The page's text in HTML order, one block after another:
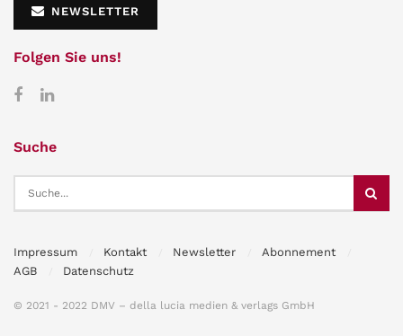
NEWSLETTER
Folgen Sie uns!
Suche
Impressum Kontakt Newsletter
Abonnement
AGB
Datenschutz
© 2021 - 2022 DMV – della lucia medien & verlags GmbH